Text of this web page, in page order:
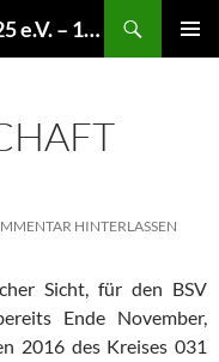
BSV Rheinhausen-Bergheim 1925 e.V. – 100% Sportschießen
HINTERLASSEN
Sicht, für den BSV
Ende November,
2016 des Kreises 031